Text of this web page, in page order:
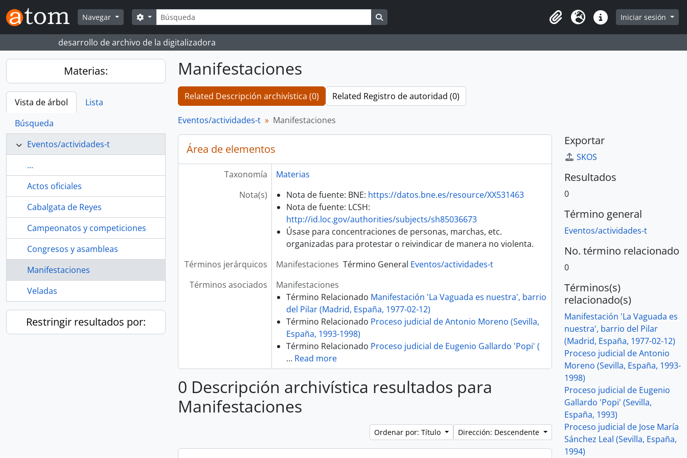
Skip to main content
Navegar
Búsqueda
Search options
Portapapeles
Idioma Enlaces rápidos
Iniciar sesión
desarrollo de archivo de la digitalizadora
Materias:
Vista de árbol
Lista
Búsqueda
Eventos/actividades-t
...
Actos oficiales
Cabalgata de Reyes
Campeonatos y competiciones
Congresos y asambleas
Manifestaciones
Veladas
Restringir resultados por:
Manifestaciones
Related Descripción archivística (0) Related Registro de autoridad (0)
Eventos/actividades-t Manifestaciones
Área de elementos
Taxonomía
Materias
Nota(s)
Nota de fuente: BNE: https://datos.bne.es/resource/XX531463
Nota de fuente: LCSH:
http://id.loc.gov/authorities/subjects/sh85036673
Úsase para concentraciones de personas, marchas, etc.
organizadas para protestar o reivindicar de manera no violenta.
Términos jerárquicos
Manifestaciones Término General Eventos/actividades-t
Términos asociados
Manifestaciones
Término Relacionado Manifestación 'La Vaguada es nuestra', barrio
del Pilar (Madrid, España, 1977-02-12)
Término Relacionado Proceso judicial de Antonio Moreno (Sevilla,
España, 1993-1998)
Término Relacionado Proceso judicial de Eugenio Gallardo 'Popi' (
… Read more
0 Descripción archivística resultados para
Manifestaciones
Ordenar por: Título Dirección: Descendente
Exportar
SKOS
Resultados
0
Término general
Eventos/actividades-t
No. término relacionado
0
Términos(s)
relacionado(s)
Manifestación 'La Vaguada es
nuestra', barrio del Pilar
(Madrid, España, 1977-02-12)
Proceso judicial de Antonio
Moreno (Sevilla, España, 1993-
1998)
Proceso judicial de Eugenio
Gallardo 'Popi' (Sevilla,
España, 1993)
Proceso judicial de Jose María
Sánchez Leal (Sevilla, España,
1994)